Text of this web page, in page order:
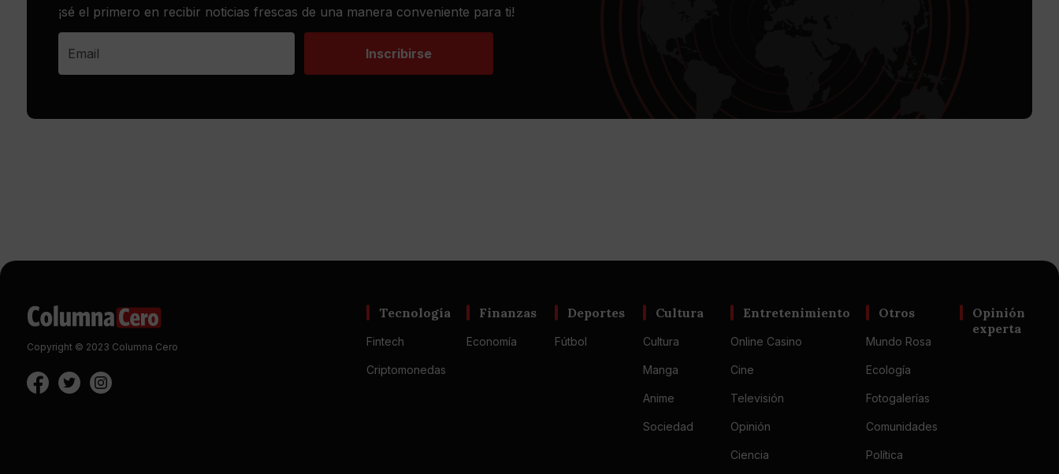
¡sé el primero en recibir noticias frescas de una manera conveniente para ti!
Inscribirse
Copyright © 2023 Columna Cero
Tecnología
Fintech
Criptomonedas
Finanzas
Economía
Deportes
Fútbol
Cultura
Cultura
Manga
Anime
Sociedad
Entretenimiento
Online Casino
Cine
Televisión
Opinión
Ciencia
Otros
Mundo Rosa
Ecología
Fotogalerías
Comunidades
Política
Opinión
experta